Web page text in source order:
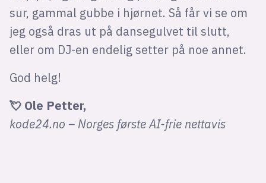
sur, gammal gubbe i hjørnet. Så får vi se om
jeg også dras ut på dansegulvet til slutt,
eller om DJ-en endelig setter på noe annet.
God helg!
💘 Ole Petter,
kode24.no – Norges første AI-frie nettavis